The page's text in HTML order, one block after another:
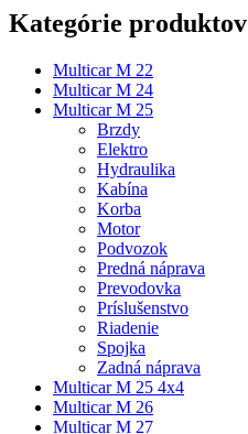
Kategórie produktov
Multicar M 22
Multicar M 24
Multicar M 25
Brzdy
Elektro
Hydraulika
Kabína
Korba
Motor
Podvozok
Predná náprava
Prevodovka
Príslušenstvo
Riadenie
Spojka
Zadná náprava
Multicar M 25 4x4
Multicar M 26
Multicar M 27